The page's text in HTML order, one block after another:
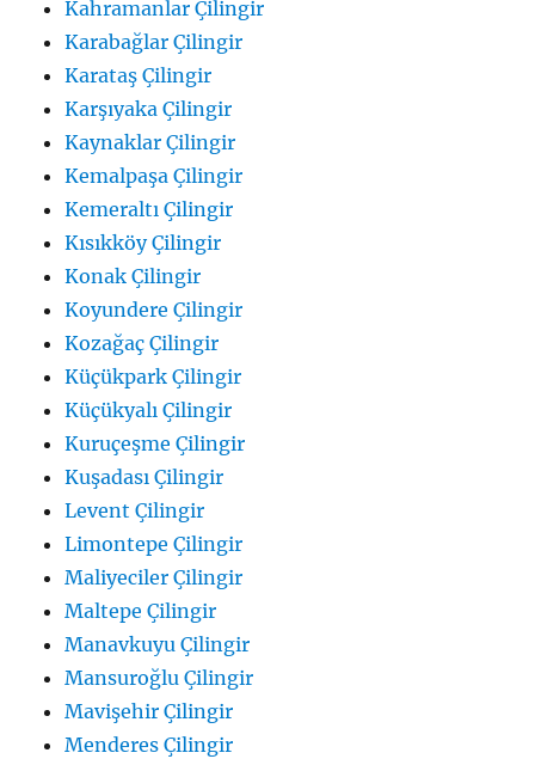
Kahramanlar Çilingir
Karabağlar Çilingir
Karataş Çilingir
Karşıyaka Çilingir
Kaynaklar Çilingir
Kemalpaşa Çilingir
Kemeraltı Çilingir
Kısıkköy Çilingir
Konak Çilingir
Koyundere Çilingir
Kozağaç Çilingir
Küçükpark Çilingir
Küçükyalı Çilingir
Kuruçeşme Çilingir
Kuşadası Çilingir
Levent Çilingir
Limontepe Çilingir
Maliyeciler Çilingir
Maltepe Çilingir
Manavkuyu Çilingir
Mansuroğlu Çilingir
Mavişehir Çilingir
Menderes Çilingir